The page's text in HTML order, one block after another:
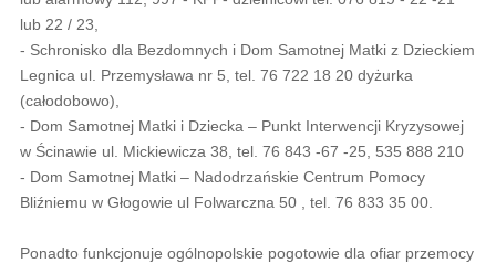
lub 22 / 23,
- Schronisko dla Bezdomnych i Dom Samotnej Matki z Dzieckiem
Legnica ul. Przemysława nr 5, tel. 76 722 18 20 dyżurka
(całodobowo),
- Dom Samotnej Matki i Dziecka – Punkt Interwencji Kryzysowej
w Ścinawie ul. Mickiewicza 38, tel. 76 843 -67 -25, 535 888 210
- Dom Samotnej Matki – Nadodrzańskie Centrum Pomocy
Bliźniemu w Głogowie ul Folwarczna 50 , tel. 76 833 35 00.
Ponadto funkcjonuje ogólnopolskie pogotowie dla ofiar przemocy